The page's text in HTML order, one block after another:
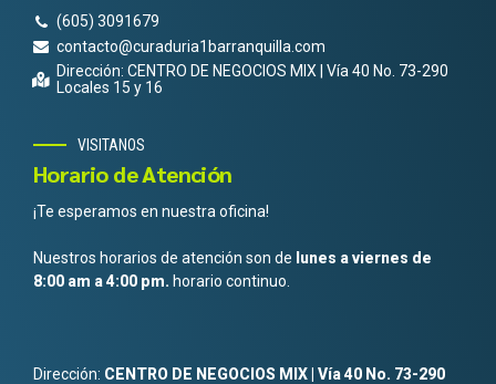
(605) 3091679
contacto@curaduria1barranquilla.com
Dirección: CENTRO DE NEGOCIOS MIX | Vía 40 No. 73-290
Locales 15 y 16
VISITANOS
Horario de Atención
¡Te esperamos en nuestra oficina!
Nuestros horarios de atención son de lunes a viernes de
8:00 am a 4:00 pm. horario continuo.
Dirección: CENTRO DE NEGOCIOS MIX | Vía 40 No. 73-290